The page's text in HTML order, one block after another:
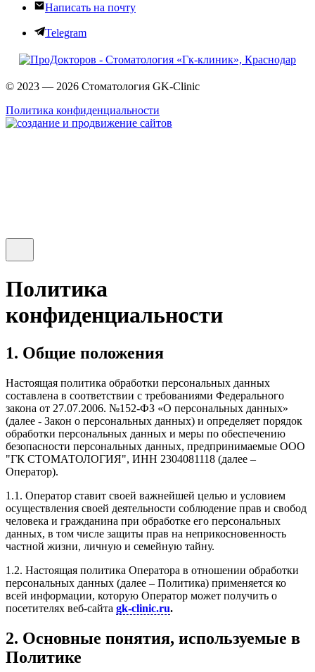
Написать на почту
Telegram
© 2023 — 2026 Стоматология GK-Clinic
Политика конфиденциальности
Политика
конфиденциальности
1. Общие положения
Настоящая политика обработки персональных данных
составлена в соответствии с требованиями Федерального
закона от 27.07.2006. №152-ФЗ «О персональных данных»
(далее - Закон о персональных данных) и определяет порядок
обработки персональных данных и меры по обеспечению
безопасности персональных данных, предпринимаемые ООО
"ГК СТОМАТОЛОГИЯ", ИНН 2304081118 (далее –
Оператор).
1.1. Оператор ставит своей важнейшей целью и условием
осуществления своей деятельности соблюдение прав и свобод
человека и гражданина при обработке его персональных
данных, в том числе защиты прав на неприкосновенность
частной жизни, личную и семейную тайну.
1.2. Настоящая политика Оператора в отношении обработки
персональных данных (далее – Политика) применяется ко
всей информации, которую Оператор может получить о
посетителях веб-сайта gk-clinic.ru.
2. Основные понятия, используемые в
Политике